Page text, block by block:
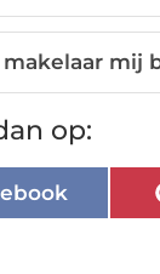
mij
op: